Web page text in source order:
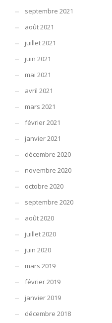
septembre 2021
août 2021
juillet 2021
juin 2021
mai 2021
avril 2021
mars 2021
février 2021
janvier 2021
décembre 2020
novembre 2020
octobre 2020
septembre 2020
août 2020
juillet 2020
juin 2020
mars 2019
février 2019
janvier 2019
décembre 2018